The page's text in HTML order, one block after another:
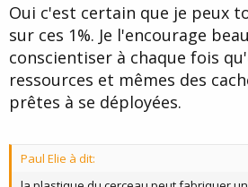
Et gagner par cela tous les jours un peu
PS : Si tu as bien évalué ses capacités
peux las valoriser et les exploiter
en utilisant des grilles d'évaluation
préalable, t'assurer qu'elle est capable
s&éances suivantes en récapiltulant sur
changeant de grille)
Oui c'est certain que je peux
sur ces 1%. Je l'encourage
conscientiser à chaque fois
ressources et mêmes des
prêtes à se déployées.
Paul Elie à dit: